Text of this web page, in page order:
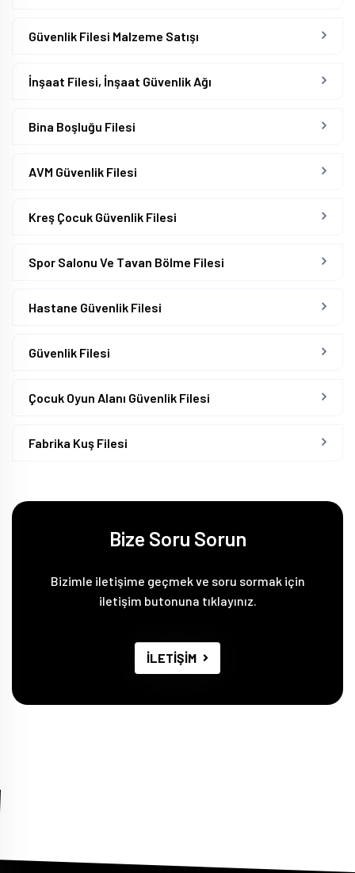
Güvenlik Filesi Malzeme Satışı
İnşaat Filesi, İnşaat Güvenlik Ağı
Bina Boşluğu Filesi
AVM Güvenlik Filesi
Kreş Çocuk Güvenlik Filesi
Spor Salonu Ve Tavan Bölme Filesi
Hastane Güvenlik Filesi
Güvenlik Filesi
Çocuk Oyun Alanı Güvenlik Filesi
Fabrika Kuş Filesi
Bize Soru Sorun
Bizimle iletişime geçmek ve soru sormak için
iletişim butonuna tıklayınız.
İLETİŞİM